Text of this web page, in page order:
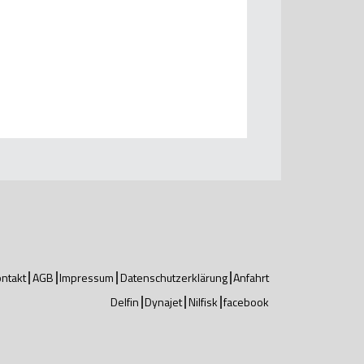
AGB Impressum Datenschutzerklärung Anfahrt
Delfin Dynajet Nilfisk facebook